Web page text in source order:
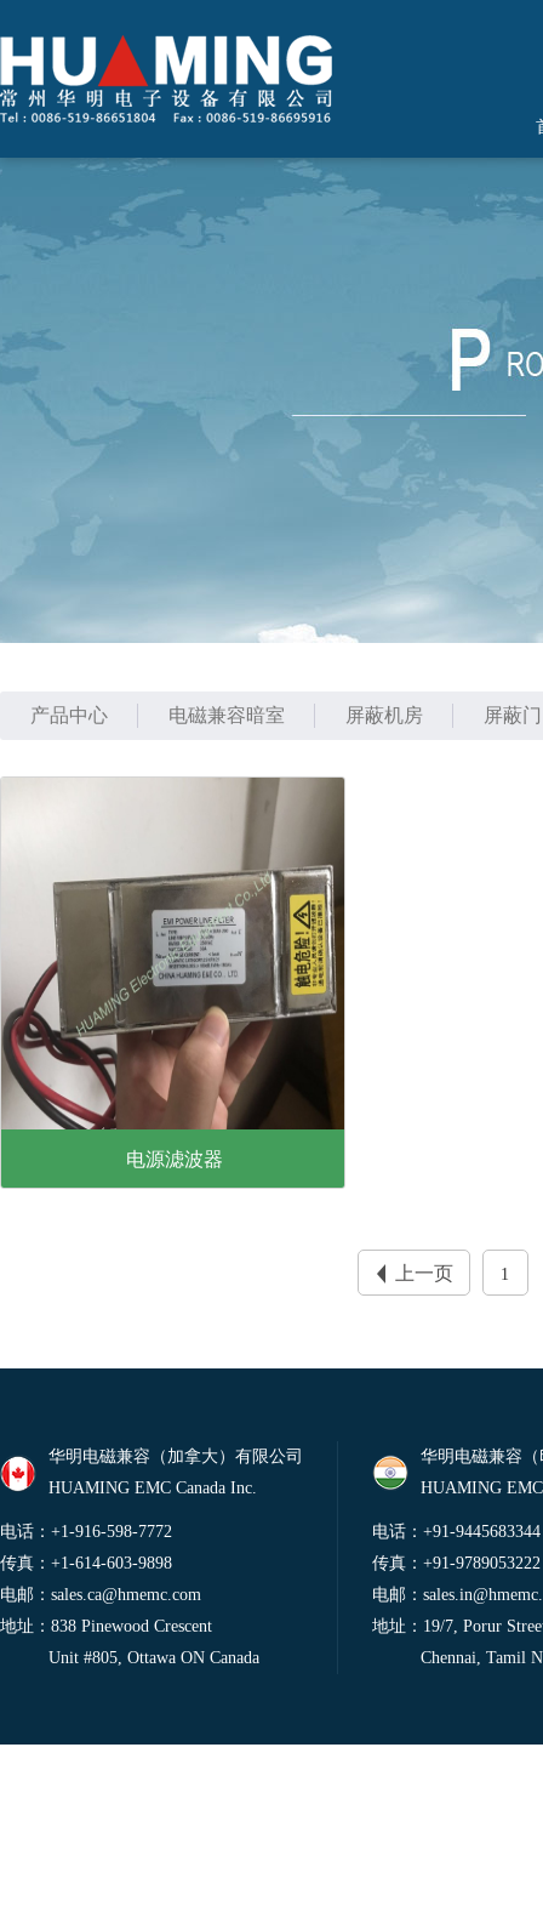
产品中心 电磁兼容暗室 屏蔽机房 屏蔽门
电源滤波器
上一页 1
华明电磁兼容（加拿大）有限公司
HUAMING EMC Canada Inc.
电话：+1-916-598-7772
传真：+1-614-603-9898
电邮： sales.ca@hmemc.com
地址：838 Pinewood Crescent
Unit #805, Ottawa ON Canada
华明电磁兼容
HUAMING
电话：+91-9445683344
传真：+91-9789053222
电邮：
地址：19/7, Porur
Chennai, Tamil